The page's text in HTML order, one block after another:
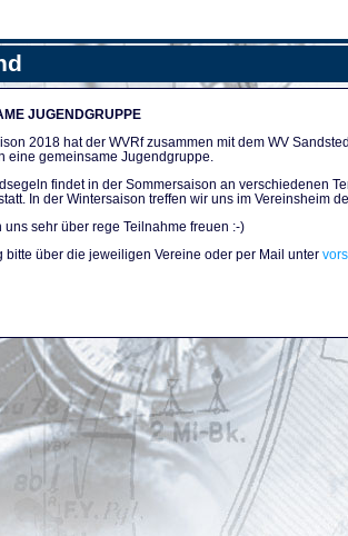
JUGENDGRUPPE
2018 hat der WVRf zusammen mit dem WV
eine gemeinsame Jugendgruppe.
findet in der Sommersaison an verschiedenen
In der Wintersaison treffen wir uns im Vereinsheim
uns sehr über rege Teilnahme freuen :-)
bitte über die jeweiligen Vereine oder per Mail unter